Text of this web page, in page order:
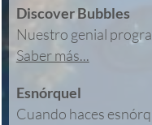
Discover Bubbles
Nuestro genial
Saber más...
Esnórquel
Cuando haces